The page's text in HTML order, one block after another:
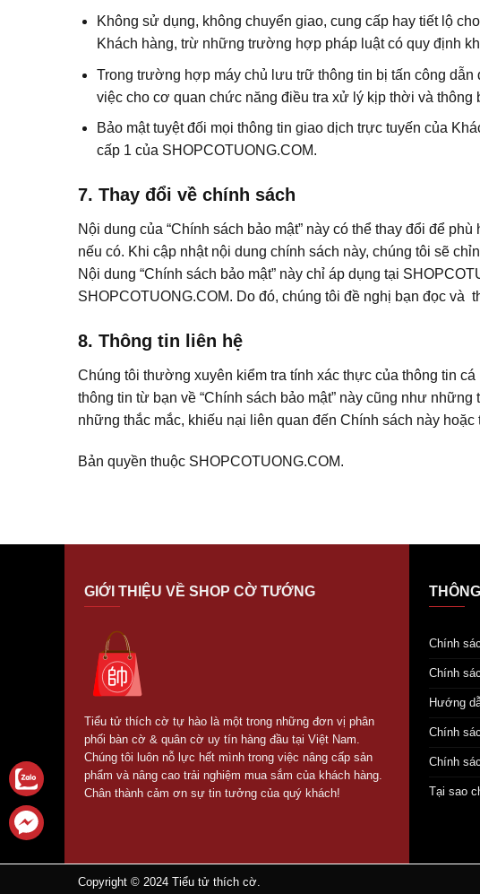
Không sử dụng, không chuyển giao, cung cấp hay tiết lộ
Khách hàng, trừ những trường hợp pháp luật có quy định
Trong trường hợp máy chủ lưu trữ thông tin bị tấn công
việc cho cơ quan chức năng điều tra xử lý kịp thời và thông
Bảo mật tuyệt đối mọi thông tin giao dịch trực tuyến của
cấp 1 của SHOPCOTUONG.COM.
7. Thay đổi về chính sách
Nội dung của “Chính sách bảo mật” này có thể thay đổi để
nếu có. Khi cập nhật nội dung chính sách này, chúng tôi sẽ
Nội dung “Chính sách bảo mật” này chỉ áp dụng tại
SHOPCOTUONG.COM. Do đó, chúng tôi đề nghị bạn đọc và
8. Thông tin liên hệ
Chúng tôi thường xuyên kiểm tra tính xác thực của thông tin
thông tin từ bạn về “Chính sách bảo mật” này cũng như
những thắc mắc, khiếu nại liên quan đến Chính sách này
Bản quyền thuộc SHOPCOTUONG.COM.
GIỚI THIỆU VỀ SHOP CỜ TƯỚNG
Tiểu tử thích cờ tự hào là một trong những đơn vị phân
phối bàn cờ & quân cờ uy tín hàng đầu tại Việt Nam.
Chúng tôi luôn nỗ lực hết mình trong việc nâng cấp sản
phẩm và nâng cao trải nghiệm mua sắm của khách hàng.
Chân thành cảm ơn sự tin tưởng của quý khách!
Chính
Chính
Hướng
Chính
Chính
Tại sao
Copyright © 2024 Tiểu tử thích cờ.